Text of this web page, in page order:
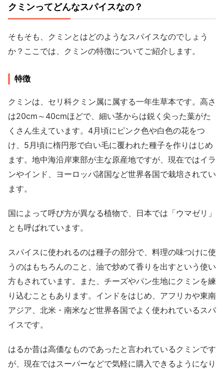
クミンってどんなスパイスなの？
そもそも、クミンとはどのようなスパイスなのでしょう
か？ここでは、クミンの特徴についてご紹介します。
特徴
クミンは、セリ科クミン属に属する一年生草本です。高さ
は20cm～40cmほどで、細い茎からは鋭く尖った葉がた
くさん生えています。4月頃にピンク色や白色の花をつ
け、5月頃に楕円形で白い毛に覆われた種子を作りはじめ
ます。地中海沿岸東部が主な原産地ですが、現在ではイラ
ンやインド、ヨーロッパ諸国など世界各国で栽培されてい
ます。
国によって呼び方が異なる植物で、日本では「ウマゼリ」
とも呼ばれています。
スパイスに使われるのは種子の部分で、料理の味つけに使
うのはもちろんのこと、油で炒めて香りを出すという使い
方もされています。また、チーズやパン生地にクミンを練
り込むこともあります。インドをはじめ、アフリカや東南
アジア、北米・南米など世界各国でよく使われているスパ
イスです。
はるか昔は高価なものであったと言われているクミンです
が、現在ではスーパーなどで気軽に購入できるようになり